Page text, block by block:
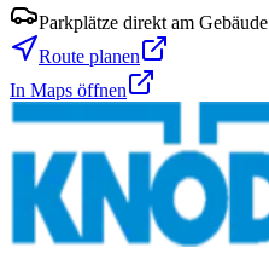
Parkplätze direkt am Gebäude
Route planen
In Maps öffnen